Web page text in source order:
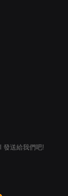
發送給我們吧!